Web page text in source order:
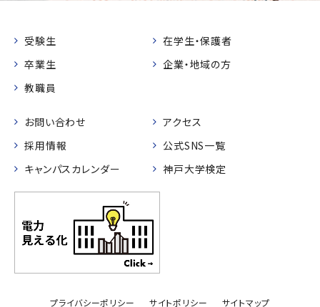
受験生
在学生・保護者
卒業生
企業・地域の方
教職員
お問い合わせ
アクセス
採用情報
公式SNS一覧
キャンパスカレンダー
神戸大学検定
プライバシーポリシー サイトポリシー サイトマップ